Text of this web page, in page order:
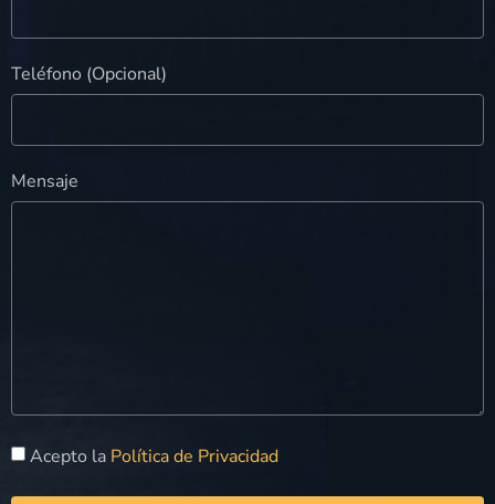
Teléfono (Opcional)
Mensaje
Acepto la Política de Privacidad